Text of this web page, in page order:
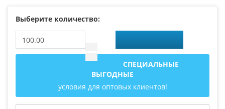
Выберите количество:
СПЕЦИАЛЬНЫЕ
ВЫГОДНЫЕ
условия для оптовых клиентов!